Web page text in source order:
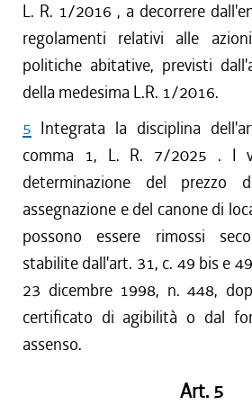
L. R. 1/2016 , a decorrere
regolamenti relativi alle
politiche abitative, previsti
della medesima L.R. 1/2016.
5 Integrata la disciplina
comma 1, L. R. 7/2025 . I
determinazione del prezzo
assegnazione e del canone di
possono essere rimossi
stabilite dall'art. 31, c. 49 bis e
23 dicembre 1998, n. 448,
certificato di agibilità o dal
assenso.
Art. 5